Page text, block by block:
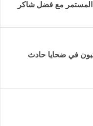
مع فضل شاكر
تبون في ضحايا حادث